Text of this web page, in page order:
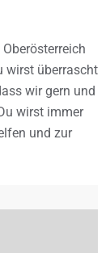
wirst überrascht
wir gern und
wirst immer
und zur